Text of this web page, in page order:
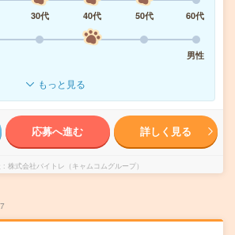
30代 40代 50代
60代
男性
もっと見る
応募へ進む 詳しく見る
株式会社バイトレ（キャムコムグループ）